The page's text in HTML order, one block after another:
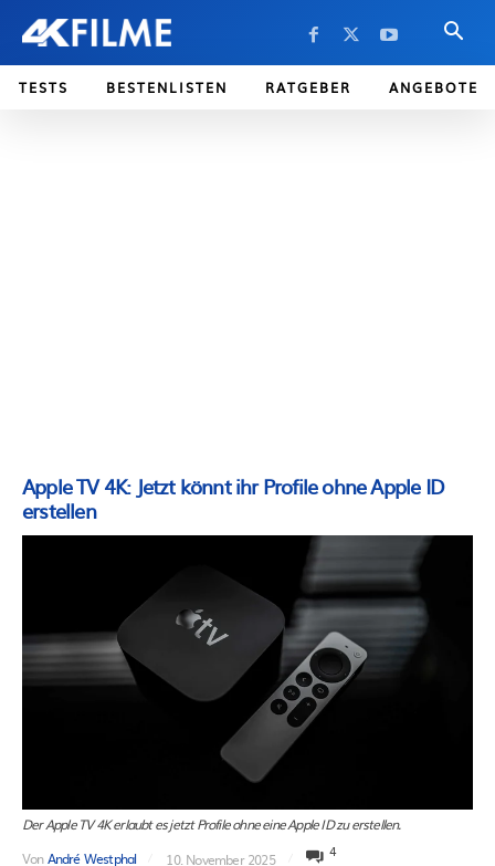
TESTS BESTENLISTEN RATGEBER ANGEBOTE
Apple TV 4K: Jetzt könnt ihr Profile ohne Apple ID
erstellen
Der Apple TV 4K erlaubt es jetzt Profile ohne eine Apple ID zu erstellen.
VonAndré Westphal 10. November 2025 4